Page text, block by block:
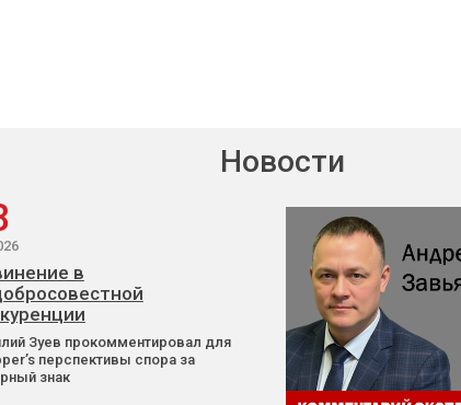
Новости
в
Зуев прокомментировал для
перспективы спора за
знак